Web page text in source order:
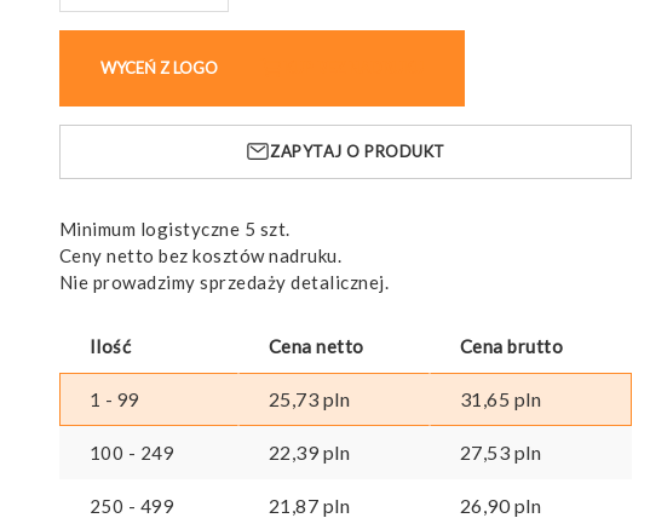
żywność
TUNDRA
LUNCHBOX,
WYCEŃ Z LOGO
ZAPYTAJ O PRODUKT
Minimum logistyczne 5 szt.
Ceny netto bez kosztów nadruku.
Nie prowadzimy sprzedaży detalicznej.
Ilość Cena netto Cena brutto
1 - 99 25,73 pln 31,65 pln
100 - 249 22,39pln 27,53 pln
250 - 499 21,87 pln 26,90pln